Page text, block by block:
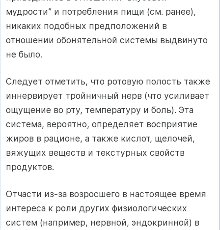
мудрости” и потребления пищи (см. ранее),
никаких подобных предположений в
отношении обонятельной системы выдвинуто
не было.
Следует отметить, что ротовую полость также
иннервирует тройничный нерв (что усиливает
ощущение во рту, температуру и боль). Эта
система, вероятно, определяет восприятие
жиров в рационе, а также кислот, щелочей,
вяжущих веществ и текстурных свойств
продуктов.
Отчасти из-за возросшего в настоящее время
интереса к роли других физиологических
систем (например, нервной, эндокринной) в